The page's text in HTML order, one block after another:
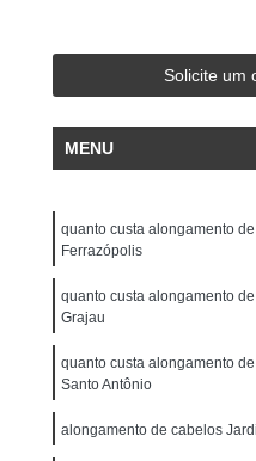
de Perucas de Cabelo
Masculinas
Pessoas Que Fazem
para Tratamento de
em São Paulo
Perucas
Lace Loira
Peruca
Lace Ondulada
Peruca
Solicite um
MENU
quanto custa alongamento
Ferrazópolis
quanto custa alongamento
Grajau
quanto custa alongamento
Santo Antônio
alongamento de cabelos